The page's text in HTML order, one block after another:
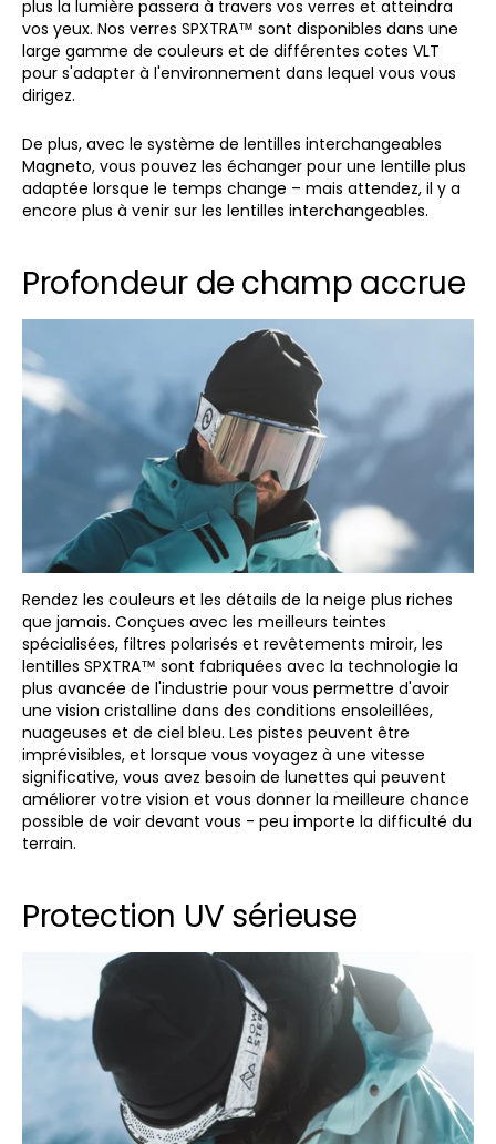
plus la lumière passera à travers vos verres et atteindra
vos yeux. Nos verres SPXTRA™ sont disponibles dans une
large gamme de couleurs et de différentes cotes VLT
pour s'adapter à l'environnement dans lequel vous vous
dirigez.
De plus, avec le système de lentilles interchangeables
Magneto, vous pouvez les échanger pour une lentille plus
adaptée lorsque le temps change – mais attendez, il y a
encore plus à venir sur les lentilles interchangeables.
Profondeur de champ accrue
Rendez les couleurs et les détails de la neige plus riches
que jamais. Conçues avec les meilleurs teintes
spécialisées, filtres polarisés et revêtements miroir, les
lentilles SPXTRA™ sont fabriquées avec la technologie la
plus avancée de l'industrie pour vous permettre d'avoir
une vision cristalline dans des conditions ensoleillées,
nuageuses et de ciel bleu. Les pistes peuvent être
imprévisibles, et lorsque vous voyagez à une vitesse
significative, vous avez besoin de lunettes qui peuvent
améliorer votre vision et vous donner la meilleure chance
possible de voir devant vous - peu importe la difficulté du
terrain.
Protection UV sérieuse